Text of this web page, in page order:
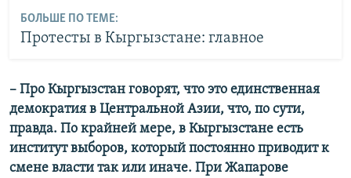
БОЛЬШЕ ПО ТЕМЕ:
Протесты в Кыргызстане: главное
– Про Кыргызстан говорят, что это единственная
демократия в Центральной Азии, что, по сути,
правда. По крайней мере, в Кыргызстане есть
институт выборов, который постоянно приводит к
смене власти так или иначе. При Жапарове